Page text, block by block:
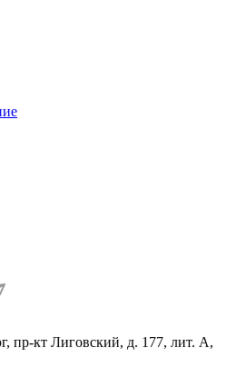
пр-кт Лиговский, д. 177, лит. А,